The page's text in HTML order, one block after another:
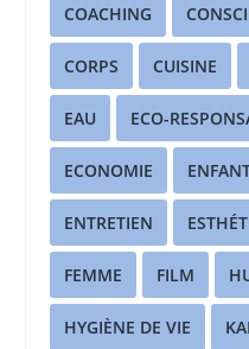
COACHING
CORPS CUISINE
EAU ECO-
ECONOMIE
ENTRETIEN
FEMME FILM
HYGIÈNE DE VIE